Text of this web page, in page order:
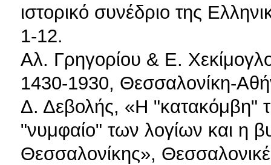
ιστορικό συνέδριο της
1-12.
Αλ. Γρηγορίου & Ε.
1430-1930, Θεσσαλονίκη-
Δ. Δεβολής, «Η "κατακόμβη"
"νυμφαίο" των λογίων και η
Θεσσαλονίκης»,